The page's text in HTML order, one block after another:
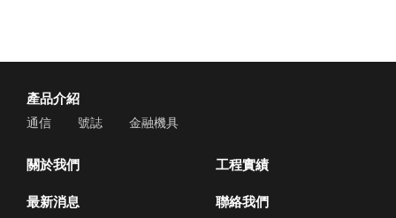
產品介紹
通信 號誌 金融機具
關於我們 工程實績
最新消息 聯絡我們